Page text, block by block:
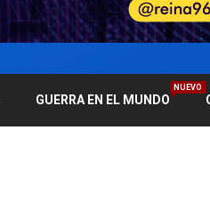
GUERRA EN EL MUNDO
NUEVO